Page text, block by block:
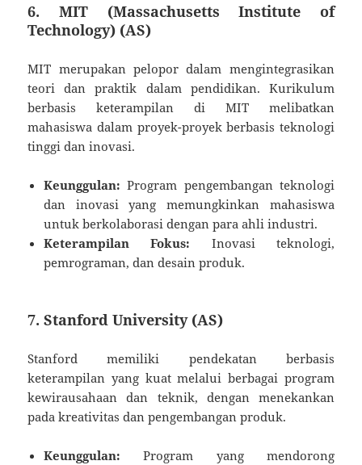
6. MIT (Massachusetts Institute of
Technology) (AS)
MIT merupakan pelopor dalam mengintegrasikan
teori dan praktik dalam pendidikan. Kurikulum
berbasis keterampilan di MIT melibatkan
mahasiswa dalam proyek-proyek berbasis teknologi
tinggi dan inovasi.
Keunggulan: Program pengembangan teknologi
dan inovasi yang memungkinkan mahasiswa
untuk berkolaborasi dengan para ahli industri.
Keterampilan Fokus: Inovasi teknologi,
pemrograman, dan desain produk.
7. Stanford University (AS)
Stanford memiliki pendekatan berbasis
keterampilan yang kuat melalui berbagai program
kewirausahaan dan teknik, dengan menekankan
pada kreativitas dan pengembangan produk.
Keunggulan: Program yang mendorong